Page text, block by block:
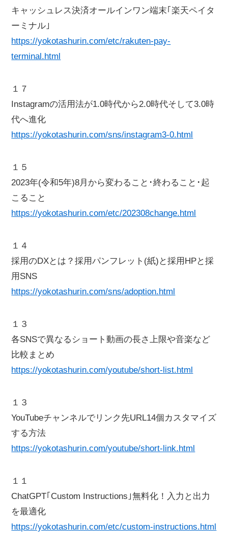
キャッシュレス決済オールインワン端末｢楽天ペイタ
ーミナル｣
https://yokotashurin.com/etc/rakuten-pay-
terminal.html
１７
Instagramの活用法が1.0時代から2.0時代そして3.0時
代へ進化
https://yokotashurin.com/sns/instagram3-0.html
１５
2023年(令和5年)8月から変わること･終わること･起
こること
https://yokotashurin.com/etc/202308change.html
１４
採用のDXとは？採用パンフレット(紙)と採用HPと採
用SNS
https://yokotashurin.com/sns/adoption.html
１３
各SNSで異なるショート動画の長さ上限や音楽など
比較まとめ
https://yokotashurin.com/youtube/short-list.html
１３
YouTubeチャンネルでリンク先URL14個カスタマイズ
する方法
https://yokotashurin.com/youtube/short-link.html
１１
ChatGPT｢Custom Instructions｣無料化！入力と出力
を最適化
https://yokotashurin.com/etc/custom-instructions.html